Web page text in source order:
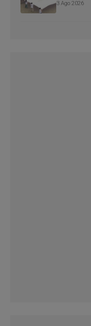
3 Ago 2026